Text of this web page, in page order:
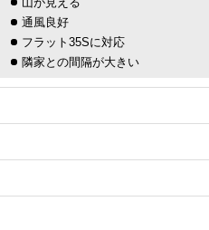
通風良好
フラット35Sに対応
隣家との間隔が大きい